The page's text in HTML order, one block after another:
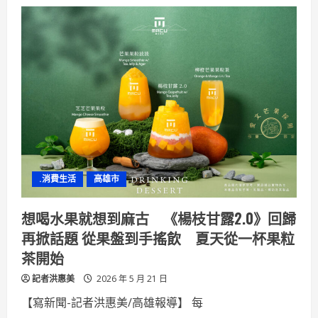
通
One-
Forty
打
亞
移
工
入
境
歡
迎
卡
陪
伴
移
工
安
心
融
灣
活
.消費生活 高雄市
想喝水果就想到麻古 《楊枝甘露2.0》回歸
再掀話題 從果盤到手搖飲 夏天從一杯果粒
茶開始
記者洪惠美 2026 年 5 月 21 日
【寫新聞-記者洪惠美/高雄報導】 每